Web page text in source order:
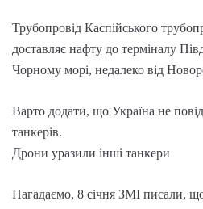
Трубопровід Каспійського
доставляє нафту до терміналу
Чорному морі, недалеко від
Варто додати, що Україна не
танкерів.
Дрони уразили інші танкери
Нагадаємо, 8 січня ЗМІ писали,